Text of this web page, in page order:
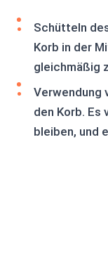
Schütteln
Korb in der
gleichmäßig
Verwendung
den Korb. Es
bleiben, und